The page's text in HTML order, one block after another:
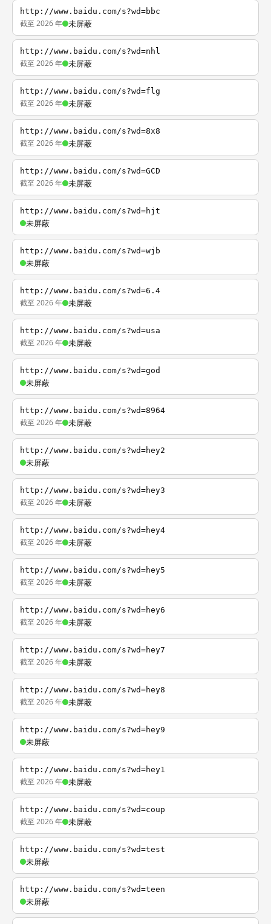
http://www.baidu.com/s?wd=bbc
截至 2026 年 未屏蔽
http://www.baidu.com/s?wd=nhl
截至 2026 年 未屏蔽
http://www.baidu.com/s?wd=flg
截至 2026 年 未屏蔽
http://www.baidu.com/s?wd=8x8
截至 2026 年 未屏蔽
http://www.baidu.com/s?wd=GCD
截至 2026 年 未屏蔽
http://www.baidu.com/s?wd=hjt
未屏蔽
http://www.baidu.com/s?wd=wjb
未屏蔽
http://www.baidu.com/s?wd=6.4
截至 2026 年 未屏蔽
http://www.baidu.com/s?wd=usa
截至 2026 年 未屏蔽
http://www.baidu.com/s?wd=god
未屏蔽
http://www.baidu.com/s?wd=8964
截至 2026 年 未屏蔽
http://www.baidu.com/s?wd=hey2
未屏蔽
http://www.baidu.com/s?wd=hey3
截至 2026 年 未屏蔽
http://www.baidu.com/s?wd=hey4
截至 2026 年 未屏蔽
http://www.baidu.com/s?wd=hey5
截至 2026 年 未屏蔽
http://www.baidu.com/s?wd=hey6
截至 2026 年 未屏蔽
http://www.baidu.com/s?wd=hey7
截至 2026 年 未屏蔽
http://www.baidu.com/s?wd=hey8
截至 2026 年 未屏蔽
http://www.baidu.com/s?wd=hey9
未屏蔽
http://www.baidu.com/s?wd=hey1
截至 2026 年 未屏蔽
http://www.baidu.com/s?wd=coup
截至 2026 年 未屏蔽
http://www.baidu.com/s?wd=test
未屏蔽
http://www.baidu.com/s?wd=teen
未屏蔽